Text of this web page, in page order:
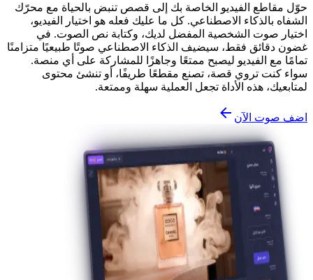
حوّل مقاطع الفيديو الخاصة بك إلى قصص تنبض بالحياة مع محرّك
الشفاه بالذكاء الاصطناعي. كل ما عليك فعله هو اختيار الفيديو،
اختيار صوت الشخصية المفضل لديك، وكتابة نص الصوت. في
غضون دقائق فقط، سيضيف الذكاء الاصطناعي صوتًا طبيعيًا متزامنًا
تمامًا مع الفيديو ليصبح ممتعًا وجاهزًا للمشاركة على أي منصة.
سواء كنت تروي قصة، تصنع مقطعًا طريفًا، أو تنشئ محتوى
لمتابعيك، هذه الأداة تجعل العملية سهلة وممتعة.
اضف صوت الآن